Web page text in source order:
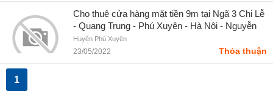
Cho thuê cửa hàng mặt tiền 9m tại Ngã 3 Chi Lễ
- Quang Trung - Phú Xuyên - Hà Nội - Nguyễn
Thàng Hưng
Huyện Phú Xuyên
23/05/2022 Thỏa thuận
1